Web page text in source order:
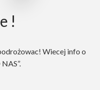
!
Wiecej info o